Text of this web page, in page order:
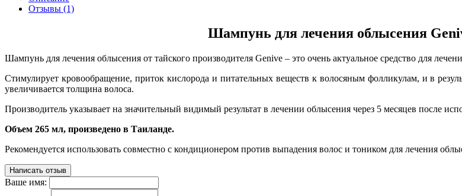
Отзывы (1)
Шампунь для лечения облысения
Шампунь для лечения облысения от тайского производителя Genive – это очень актуальное средство для
Стимулирует кровообращение, приток кислорода и питательных веществ к волосяным фолликулам, и в
увеличивается толщина волоса.
Производитель указывает на значительный видимый результат в лечении облысения через 5 месяцев после
Объем 265 мл, произведено в Таиланде.
Рекомендуется использовать совместно с кондиционером против выпадения волос и тоником для лечения
Написать отзыв
Ваше имя: